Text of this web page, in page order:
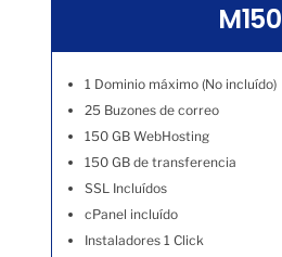
M150
1 Dominio máximo (No incluído)
25 Buzones de correo
150 GB WebHosting
150 GB de transferencia
SSL Incluídos
cPanel incluído
Instaladores 1 Click